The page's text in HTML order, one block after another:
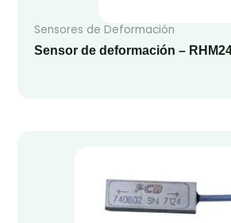
Sensores de Deformación
Sensor de deformación –